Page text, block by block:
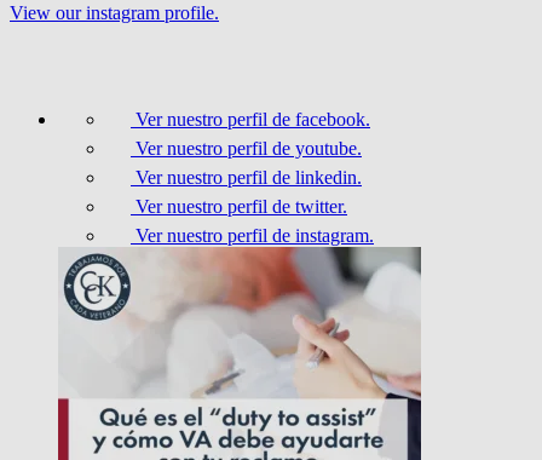
View our instagram profile.
Ver nuestro perfil de facebook.
Ver nuestro perfil de youtube.
Ver nuestro perfil de linkedin.
Ver nuestro perfil de twitter.
Ver nuestro perfil de instagram.